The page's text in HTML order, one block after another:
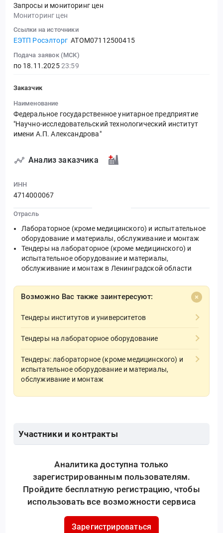
Запросы и мониторинг цен
Мониторинг цен
Ссылки на источники
ЕЭТП Росэлторг ATOM07112500415
Подача заявок (МСК)
по 18.11.202523:59
Заказчик
Наименование
Федеральное государственное унитарное предприятие
"Научно-исследовательский технологический институт
имени А.П. Александрова"
Анализ заказчика
ИНН
4714000067
Отрасль
Лабораторное (кроме медицинского) и испытательное
оборудование и материалы, обслуживание и монтаж
Тендеры на лабораторное (кроме медицинского) и
испытательное оборудование и материалы,
обслуживание и монтаж в Ленинградской области
Возможно Вас также заинтересуют:
Тендеры институтов и университетов
Тендеры на лабораторное оборудование
Тендеры: лабораторное (кроме медицинского) и
испытательное оборудование и материалы,
обслуживание и монтаж
Участники и контракты
Аналитика доступна только
зарегистрированным пользователям.
Пройдите бесплатную регистрацию, чтобы
использовать все возможности сервиса
Зарегистрироваться